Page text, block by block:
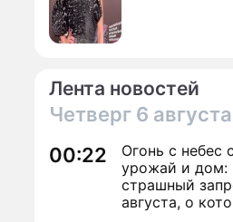
Лента новостей
Четверг 6 августа
00:22
Огонь с небес
урожай и дом:
страшный
августа, о